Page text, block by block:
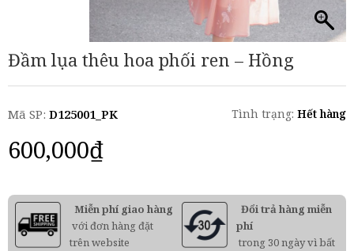
Đầm lụa thêu hoa phối ren – Hồng
Mã SP: D125001_PK Tình trạng: Hết hàng
600,000₫
Miễn phí giao hàng
với đơn hàng đặt
trên website
Đổi trả hàng miễn
phí
trong 30 ngày vì bất